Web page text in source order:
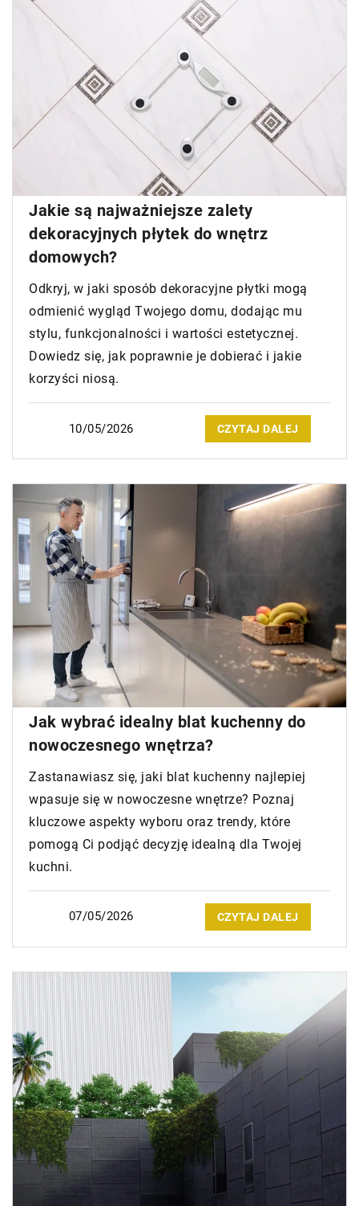
Jakie są najważniejsze zalety
dekoracyjnych płytek do wnętrz
domowych?
Odkryj, w jaki sposób dekoracyjne płytki mogą
odmienić wygląd Twojego domu, dodając mu
stylu, funkcjonalności i wartości estetycznej.
Dowiedz się, jak poprawnie je dobierać i jakie
korzyści niosą.
10/05/2026 CZYTAJ DALEJ
Jak wybrać idealny blat kuchenny do
nowoczesnego wnętrza?
Zastanawiasz się, jaki blat kuchenny najlepiej
wpasuje się w nowoczesne wnętrze? Poznaj
kluczowe aspekty wyboru oraz trendy, które
pomogą Ci podjąć decyzję idealną dla Twojej
kuchni.
07/05/2026 CZYTAJ DALEJ